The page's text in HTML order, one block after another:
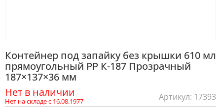
Контейнер под запайку без крышки 610 мл
прямоугольный PP К-187 Прозрачный
187×137×36 мм
Нет в наличии
Нет на складе с 16.08.1977 Артикул: 17393